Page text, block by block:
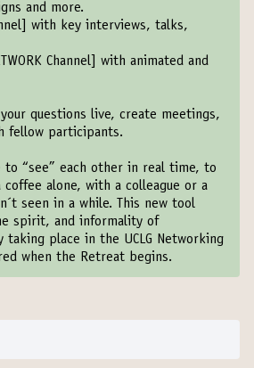
and more.
with key interviews, talks,
Channel] with animated and
questions live, create meetings,
fellow participants.
to “see” each other in real time, to
alone, with a colleague or a
seen in a while. This new tool
spirit, and informality of
place in the UCLG Networking
when the Retreat begins.